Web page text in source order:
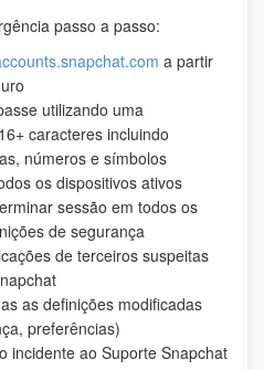
passo a passo:
a partir
utilizando uma
caracteres incluindo
números e símbolos
os dispositivos ativos
sessão em todos os
de segurança
de terceiros suspeitas
as definições modificadas
preferências)
incidente ao Suporte Snapchat